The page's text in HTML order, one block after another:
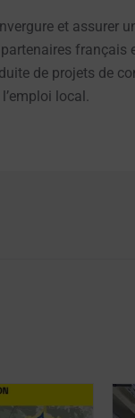
et assurer
de projets de
local.